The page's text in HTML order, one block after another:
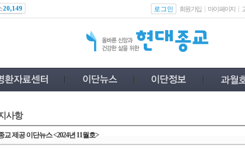
20,149 로그인 회원가입 마이페이지
사항
교 제공 이단뉴스 <2024년 11월호>